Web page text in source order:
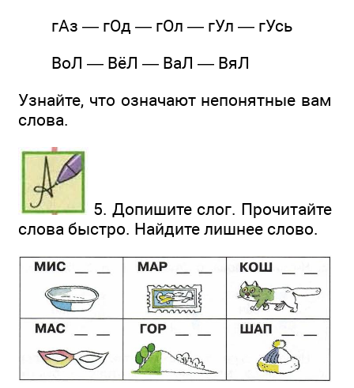
гАз — гОд — гОл — гУл — гУсь
ВоЛ — ВёЛ — ВаЛ — ВяЛ
Узнайте, что означают непонятные вам
слова.
5. Допишите слог. Прочитайте
слова быстро. Найдите лишнее слово.